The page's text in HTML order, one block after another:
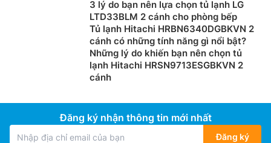
3 lý do bạn nên lựa chọn tủ lạnh LG
LTD33BLM 2 cánh cho phòng bếp
Tủ lạnh Hitachi HRBN6340DGBKVN 2
cánh có những tính năng gì nổi bật?
Những lý do khiến bạn nên chọn tủ
lạnh Hitachi HRSN9713ESGBKVN 2
cánh
Đăng ký nhận thông tin mới nhất
Đăng ký